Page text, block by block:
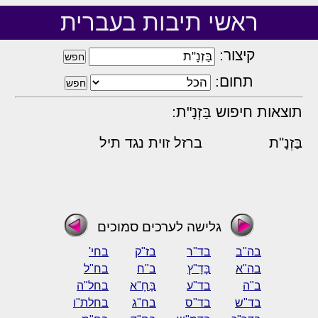
ראשי תיבות בעברית
קיצור:
תחום:
תוצאות חיפוש בַּזְנָ"ת:
בַּזְנָ"ת ברזל זוית נגד תיל
גלישה לערכים סמוכים
בה"ב בד"ר בז"ק
בחי'
בה"א
בָּדָ"ץ ב"ח
בח"ל
ב"ה
בד"ע בָּחָ"א
בחל"ה
בד"ש
בד"ס בח"ג
בחלת"ו